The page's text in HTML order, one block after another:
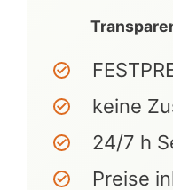
keine
24/7 h
Preise